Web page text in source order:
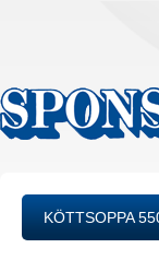
KÖTTSOPPA